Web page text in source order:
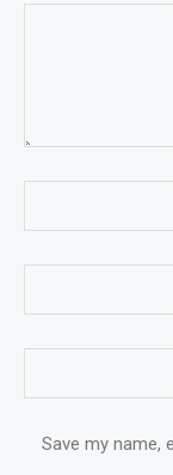
Save my name,